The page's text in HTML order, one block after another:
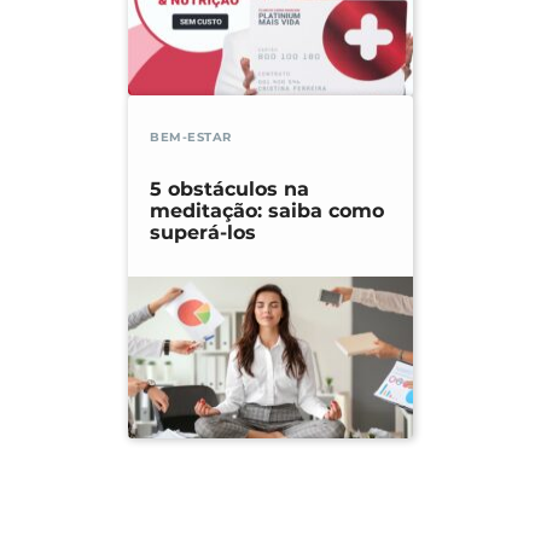
BEM-ESTAR
5 obstáculos na
meditação: saiba como
superá-los